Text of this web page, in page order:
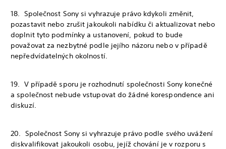
‎18. Společnost Sony si vyhrazuje právo kdykoli změnit,
pozastavit nebo zrušit jakoukoli nabídku či aktualizovat nebo
doplnit tyto podmínky a ustanovení, pokud to bude
považovat za nezbytné podle jejího názoru nebo v případě
nepředvídatelných okolností.
‎19. V případě sporu je rozhodnutí společnosti Sony konečné
a společnost nebude vstupovat do žádné korespondence ani
diskuzí.
‎20. Společnost Sony si vyhrazuje právo podle svého uvážení
diskvalifikovat jakoukoli osobu, jejíž chování je v rozporu s